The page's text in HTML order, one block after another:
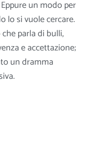
un modo per
lo si vuole cercare.
parla di bulli,
e accettazione;
un dramma